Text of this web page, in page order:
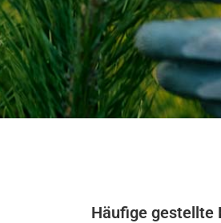
Häufige gestellte